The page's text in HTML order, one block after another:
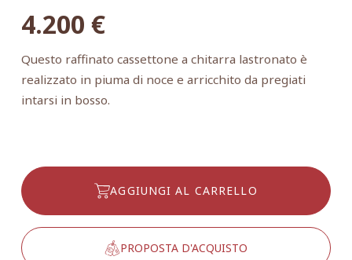
4.200 €
Questo raffinato cassettone a chitarra lastronato è
realizzato in piuma di noce e arricchito da pregiati
intarsi in bosso.
AGGIUNGI AL CARRELLO
PROPOSTA D'ACQUISTO